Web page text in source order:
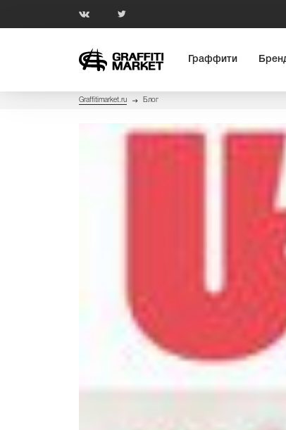
Граффити
Graffitimarket.ru Блог